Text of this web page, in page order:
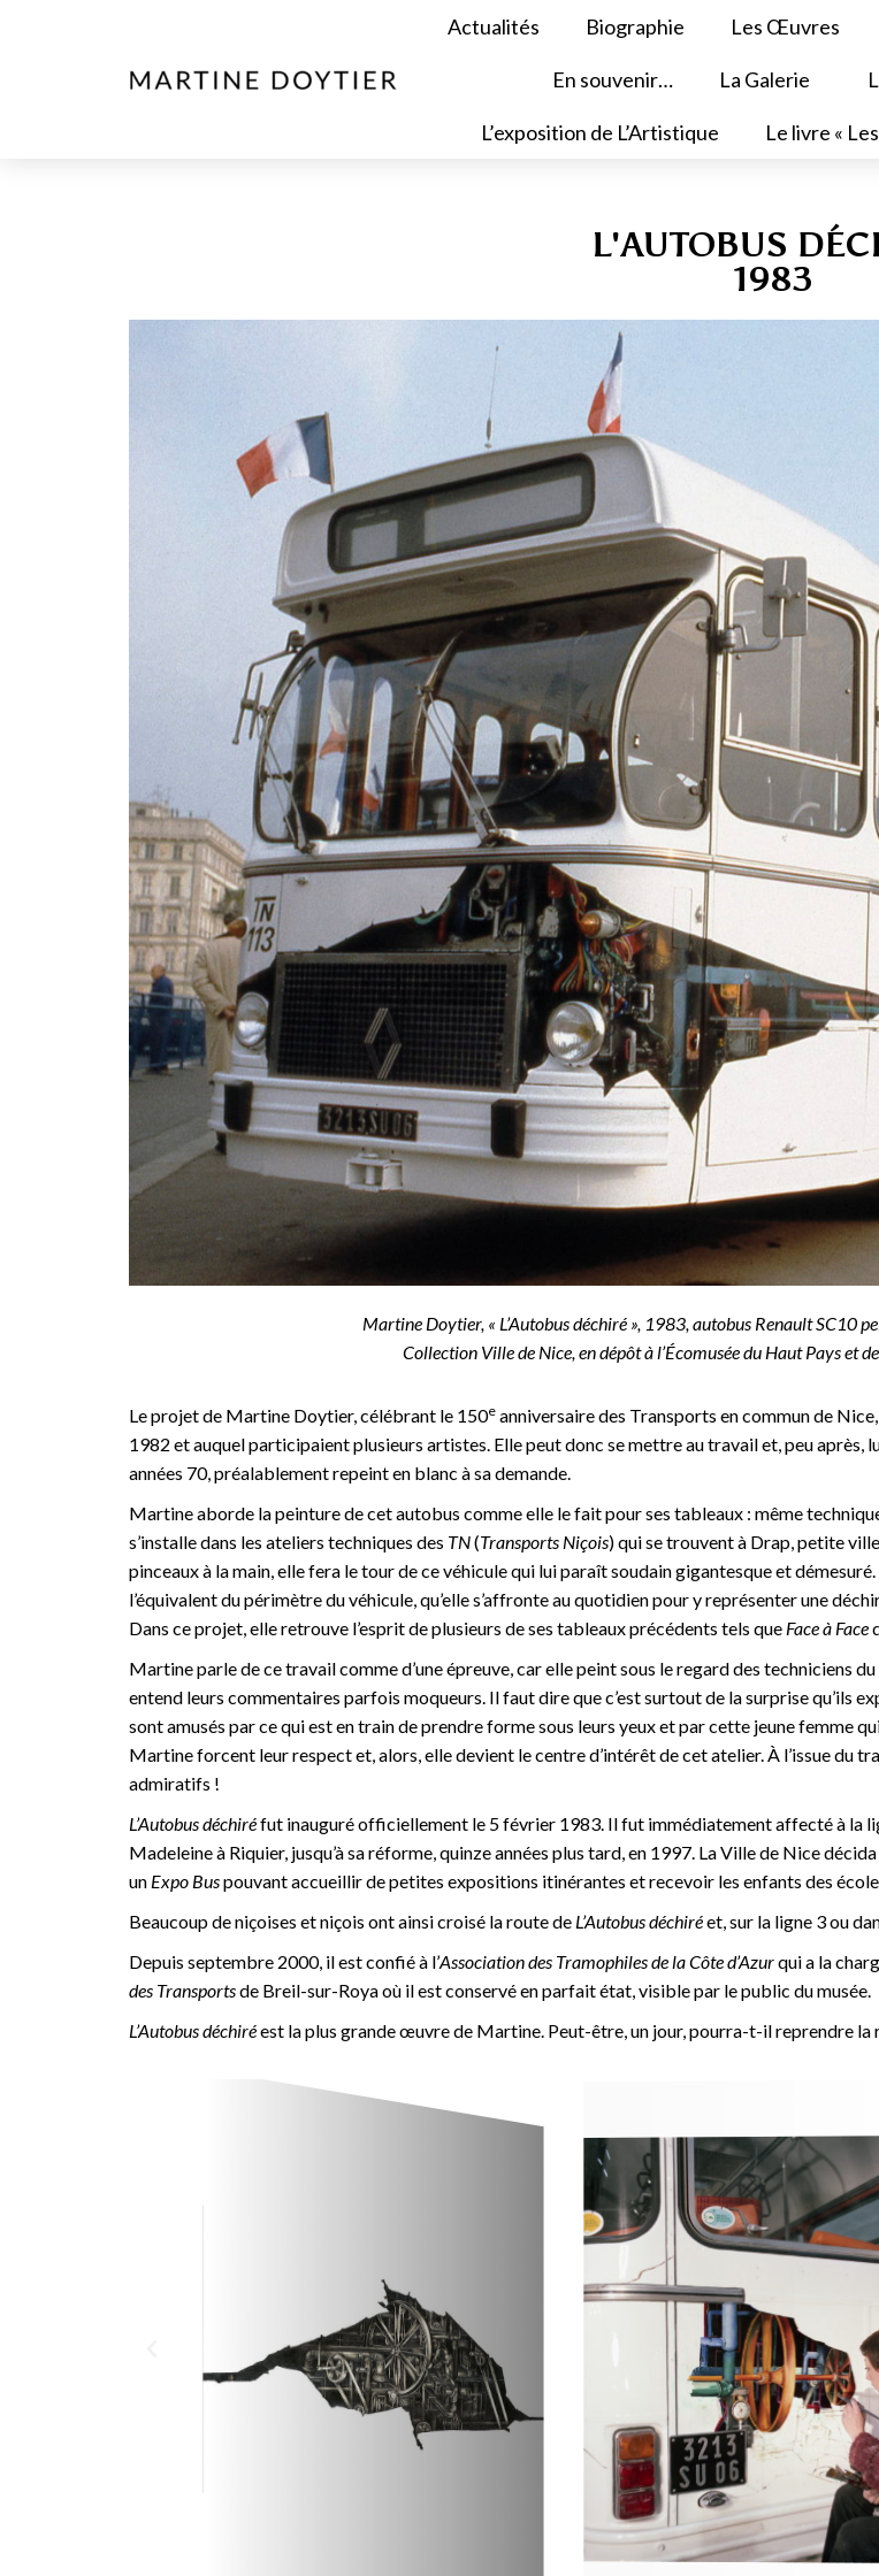
Actualités Biographie Les Œuvres
En souvenir… La Galerie
L’exposition de L’Artistique Le livre «
L'AUTOBUS
1983
Martine Doytier, « L’Autobus déchiré », 1983, autobus Renault SC10
Collection Ville de Nice, en dépôt à l’Écomusée du Haut Pays et
Le projet de Martine Doytier, célébrant le 150e anniversaire des Transports en commun de
1982 et auquel participaient plusieurs artistes. Elle peut donc se mettre au travail et, peu après,
années 70, préalablement repeint en blanc à sa demande.
Martine aborde la peinture de cet autobus comme elle le fait pour ses tableaux : même
s’installe dans les ateliers techniques des TN(Transports Niçois) qui se trouvent à Drap, petite
pinceaux à la main, elle fera le tour de ce véhicule qui lui paraît soudain gigantesque et
l’équivalent du périmètre du véhicule, qu’elle s’affronte au quotidien pour y représenter une
Dans ce projet, elle retrouve l’esprit de plusieurs de ses tableaux précédents tels que Face à Face
Martine parle de ce travail comme d’une épreuve, car elle peint sous le regard des techniciens
entend leurs commentaires parfois moqueurs. Il faut dire que c’est surtout de la surprise qu’ils
sont amusés par ce qui est en train de prendre forme sous leurs yeux et par cette jeune femme
Martine forcent leur respect et, alors, elle devient le centre d’intérêt de cet atelier. À l’issue du
admiratifs !
L’Autobus déchiréfut inauguré officiellement le 5 février 1983. Il fut immédiatement affecté à la
Madeleine à Riquier, jusqu’à sa réforme, quinze années plus tard, en 1997. La Ville de Nice
un Expo Buspouvant accueillir de petites expositions itinérantes et recevoir les enfants des
Beaucoup de niçoises et niçois ont ainsi croisé la route de L’Autobus déchiréet, sur la ligne 3 ou
Depuis septembre 2000, il est confié à l’Association des Tramophiles de la Côte d’Azurqui a la
des Transportsde Breil-sur-Roya où il est conservé en parfait état, visible par le public du musée.
L’Autobus déchiréest la plus grande œuvre de Martine. Peut-être, un jour, pourra-t-il reprendre